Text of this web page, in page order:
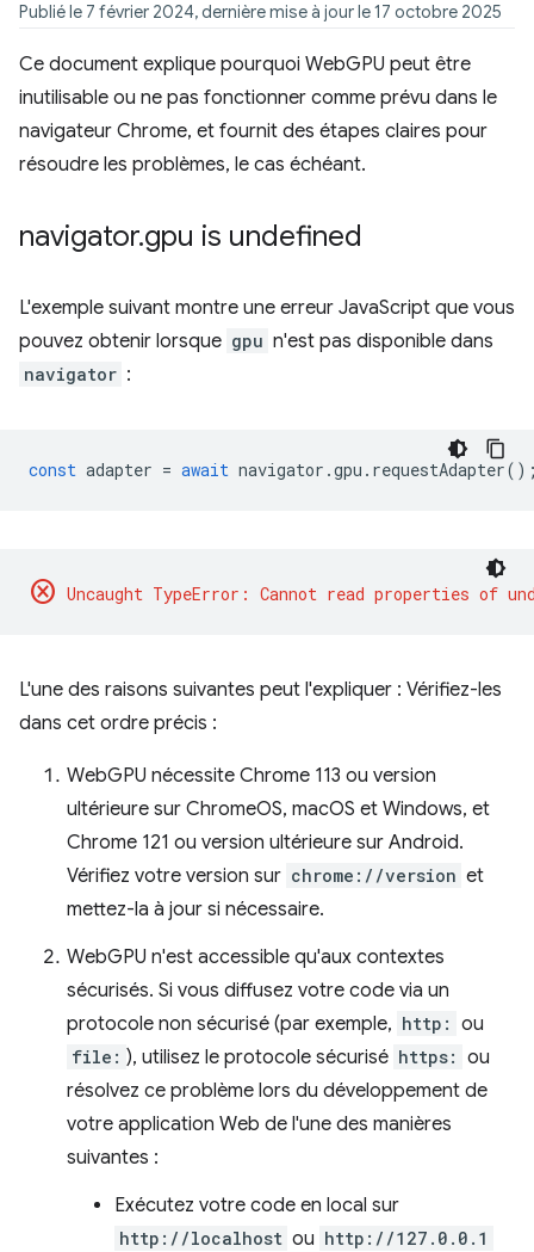
Publié le 7 février 2024, dernière mise à jour le 17 octobre 2025
Ce document explique pourquoi WebGPU peut être
inutilisable ou ne pas fonctionner comme prévu dans le
navigateur Chrome, et fournit des étapes claires pour
résoudre les problèmes, le cas échéant.
navigator.gpu is undefined
L'exemple suivant montre une erreur JavaScript que vous
pouvez obtenir lorsque gpu n'est pas disponible dans
navigator :
const adapter = await navigator .gpu . requestAdapter
cancel
L'une des raisons suivantes peut l'expliquer : Vérifiez-les
dans cet ordre précis :
WebGPU nécessite Chrome 113 ou version
ultérieure sur ChromeOS, macOS et Windows, et
Chrome 121 ou version ultérieure sur Android.
Vérifiez votre version sur chrome://version et
mettez-la à jour si nécessaire.
WebGPU n'est accessible qu'aux contextes
sécurisés. Si vous diffusez votre code via un
protocole non sécurisé (par exemple, http: ou
file: ), utilisez le protocole sécurisé https: ou
résolvez ce problème lors du développement de
votre application Web de l'une des manières
suivantes :
Exécutez votre code en local sur
http://localhost ou http://127.0.0.1